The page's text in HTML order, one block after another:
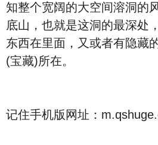
知整个宽阔的大空间溶洞的
底山，也就是这洞的最深处
东西在里面，又或者有隐藏
(宝藏)所在。
记住手机版网址：